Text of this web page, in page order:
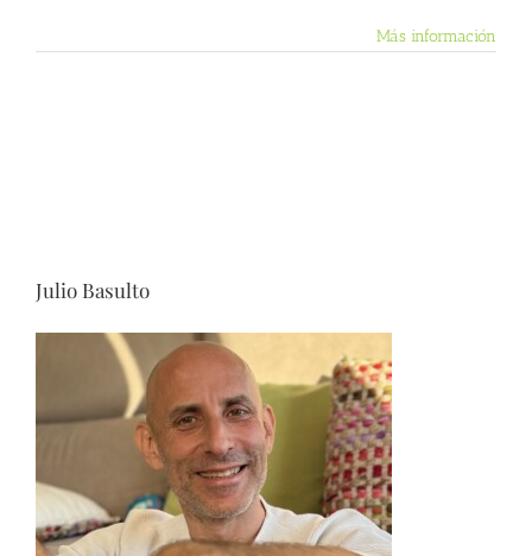
Más información
Julio Basulto